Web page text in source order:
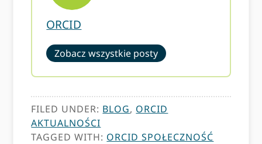
ORCID
Zobacz wszystkie posty
FILED UNDER: BLOG, ORCID
AKTUALNOŚCI
TAGGED WITH: ORCID SPOŁECZNOŚĆ